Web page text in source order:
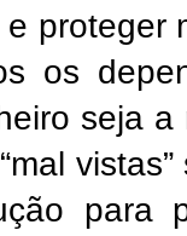
proteger
os
seja
para